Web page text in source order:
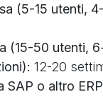
(5-15 utenti,
(15-50 utenti,
12-20
SAP o altro